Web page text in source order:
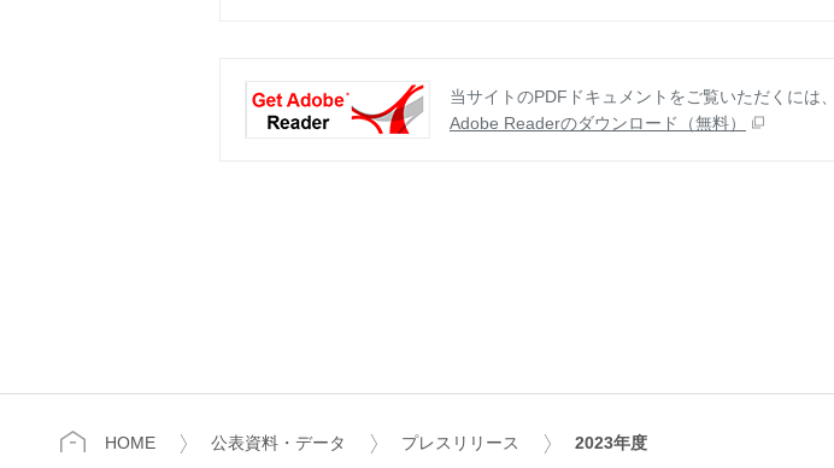
当サイトのPDFドキュメントをご覧いただくには
Adobe Readerのダウンロード（無料）
HOME 公表資料・データ プレスリリース 2023年度